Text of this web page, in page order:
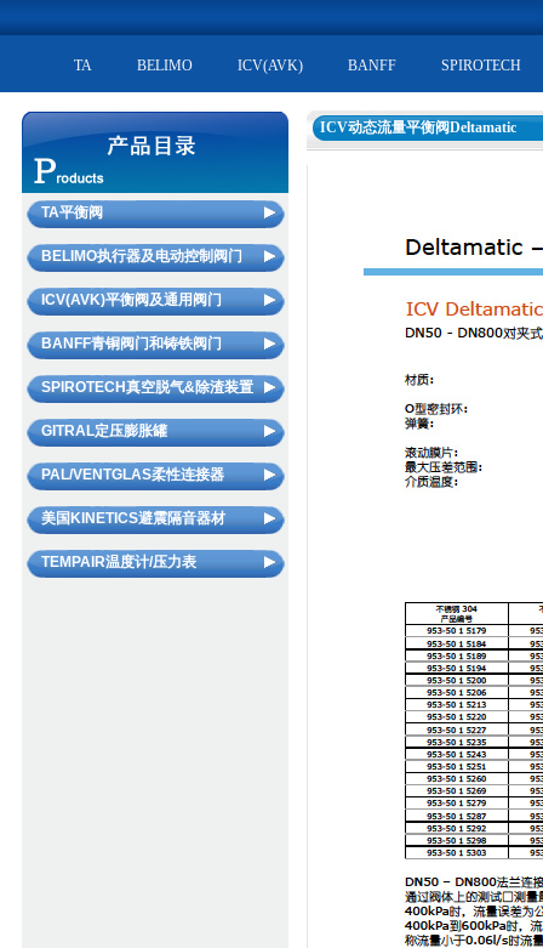
TA BELIMO ICV(AVK) BANFF SPIROTECH
TA平衡阀
静态平衡阀STAD/STAF
动态流量平衡阀YR/WS
STAP压差控制器
电动平衡二通阀TBV-C
动态平衡电动调节阀KTM512
平衡调试仪SCOPE
BELIMO执行器及电动控制阀门
电动二通阀R2/R6
电动三通阀R3
电动座阀H
蒸汽电动球阀
电动蝶阀
FCU电动二通阀及温控器
防火排烟风门执行器
VAV系统方案
ICV(AVK)平衡阀及通用阀门
ICV静态平衡阀Deltaflow
ICV动态平衡电动调节阀Flowmaster
ICV动态平衡电动二通阀Flowmaster FC
ICV动态流量平衡阀Deltamatic
ICV电动控制阀
ICV 通用阀门(青铜和铸铁阀门)
BANFF青铜阀门和铸铁阀门
BANFF青铜阀门
BANFF铸铁阀门
SPIROTECH真空脱气&除渣装置
自动排气阀（不漏液型）
太阳能自动排气阀
微气泡处理器（空气分离器）
真空脱气机
螺旋除污器
GITRAL定压膨胀罐
隔膜罐（膨胀罐）
不锈钢隔膜罐（膨胀罐）
PAL/VENTGLAS柔性连接器
PAL柔性连接器（常温型）
PAL柔性连接器（高温型）
美国VENTGLAS柔性连接器
美国KINETICS避震隔音器材
美国KINETICS避震隔音器材
TEMPAIR温度计/压力表
ICV动态流量平衡阀Deltamatic